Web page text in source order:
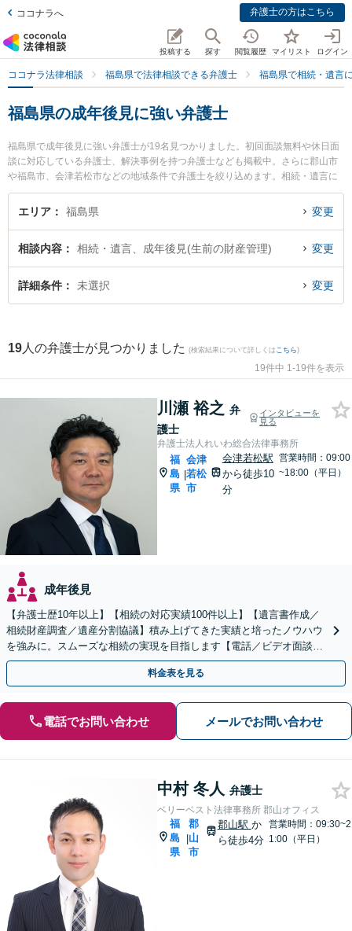
ココナラへ 弁護士の方はこちら
投稿する 探す 閲覧履歴 マイリスト ログイン
ココナラ法律相談 福島県で法律相談できる弁護士 福島県で相続・遺言
福島県の成年後見に強い弁護士
福島県で成年後見に強い弁護士が19名見つかりました。初回面談無料や休日面
談に対応している弁護士、解決事例を持つ弁護士なども掲載中。さらに郡山市
や福島市、会津若松市などの地域条件で弁護士を絞り込めます。相続・遺言に
関係する家族間の相続トラブルや認知症の相続、遺産分割等の細かな分野での
絞り込み検索もでき便利です。特に弁護士法人れいわ総合法律事務所の川瀬 裕
れています。『福島県で土日や夜間に発生した成年後見のトラブルを今すぐに
弁護士に相談したい』『成年後見のトラブル解決の実績豊富な近くの弁護士を
検索したい』『初回相談無料で成年後見を法律相談できる福島県内の弁護士に
エリア 福島県 変更
相談内容 相続・遺言、成年後見(生前の財産管理) 変更
詳細条件 未選択 変更
19 人の弁護士が見つかりました (検索結果について詳しくは こちら)
19件中 1-19件を表示
川瀬 裕之 弁
護士
インタビューを
見る
弁護士法人れいわ総合法律事務所
福
島
県
|
会津
若松
市
会津若松駅
から徒歩10
分
営業時間：09:00
~18:00（平日）
成年後見
【弁護士歴10年以上】【相続の対応実績100件以上】【遺言書作成／
相続財産調査／遺産分割協議】積み上げてきた実績と培ったノウハウ
を強みに。スムーズな相続の実現を目指します【電話／ビデオ面談O
K】
料金表を見る
電話でお問い合わせ メールでお問い合わせ
中村 冬人 弁護士
ベリーベスト法律事務所 郡山オフィス
福
島
県
|
郡
山
市
郡山駅 か
ら徒歩4分
営業時間：09:30~2
1:00（平日）